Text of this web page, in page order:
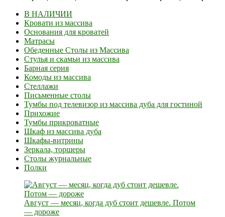
В НАЛИЧИИ
Кровати из массива
Основания для кроватей
Матрасы
Обеденные Столы из Массива
Стулья и скамьи из массива
Барная серия
Комоды из массива
Стеллажи
Письменные столы
Тумбы под телевизор из массива дуба для гостиной
Прихожие
Тумбы прикроватные
Шкаф из массива дуба
Шкафы-витрины
Зеркала, торшеры
Столы журнальные
Полки
Август — месяц, когда дуб стоит дешевле. Потом
— дороже